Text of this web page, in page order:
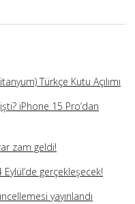
Türkçe Kutu Açılımı
iPhone 15 Pro’dan
zam geldi!
Eylül’de gerçekleşecek!
yayınlandı